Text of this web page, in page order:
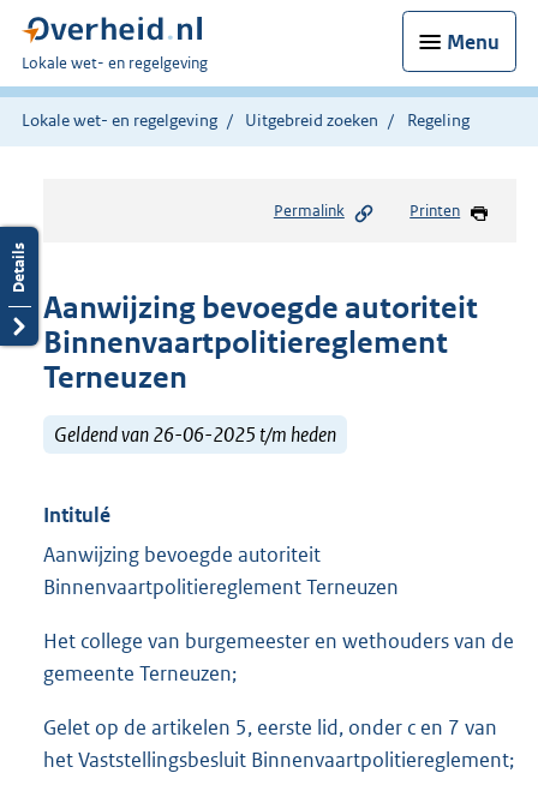
Menu
U
bent
hier:
Lokale wet- en regelgeving
Lokale wet- en regelgeving Uitgebreid zoeken Regeling
Permalink Printen
Aanwijzing bevoegde autoriteit
Binnenvaartpolitiereglement
Terneuzen
Geldend van 26-06-2025 t/m heden
Intitulé
Aanwijzing bevoegde autoriteit
Binnenvaartpolitiereglement Terneuzen
Het college van burgemeester en wethouders van de
gemeente Terneuzen;
Gelet op de artikelen 5, eerste lid, onder c en 7 van
het Vaststellingsbesluit Binnenvaartpolitiereglement;